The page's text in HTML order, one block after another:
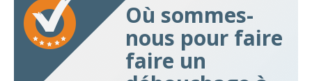
Où sommes-
nous pour faire
faire un